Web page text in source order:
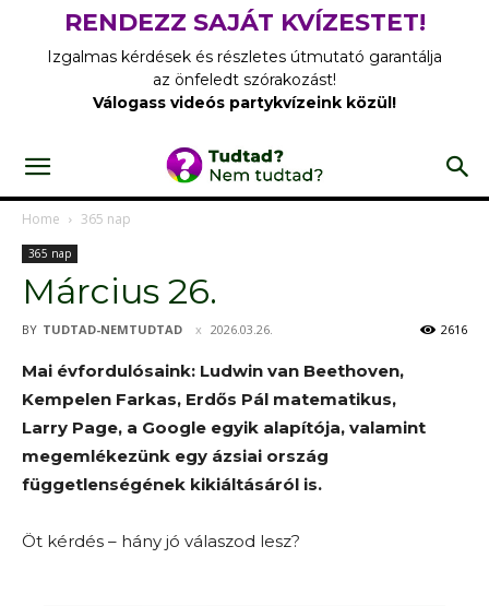
RENDEZZ SAJÁT KVÍZESTET!
Izgalmas kérdések és részletes útmutató garantálja
az önfeledt szórakozást!
Válogass videós partykvízeink közül!
Home 365 nap
365 nap
Március 26.
BY TUDTAD-NEMTUDTAD 2026.03.26. 2616
Mai évfordulósaink: Ludwin van Beethoven,
Kempelen Farkas, Erdős Pál matematikus,
Larry Page, a Google egyik alapítója, valamint
megemlékezünk egy ázsiai ország
függetlenségének kikiáltásáról is.
Öt kérdés – hány jó válaszod lesz?